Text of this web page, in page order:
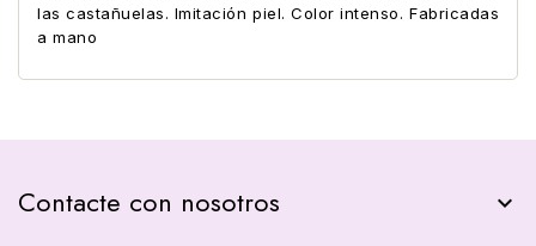
las castañuelas. Imitación piel. Color intenso. Fabricadas
a mano
Contacte con nosotros keyboard_arrow_down